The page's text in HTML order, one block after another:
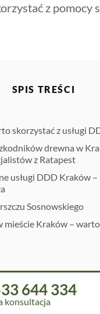
z pomocy
SPIS TREŚCI
skorzystać z usługi
drewna w
z Ratapest
usługi DDD Kraków
Sosnowskiego
mieście Kraków –
644 334
konsultacja